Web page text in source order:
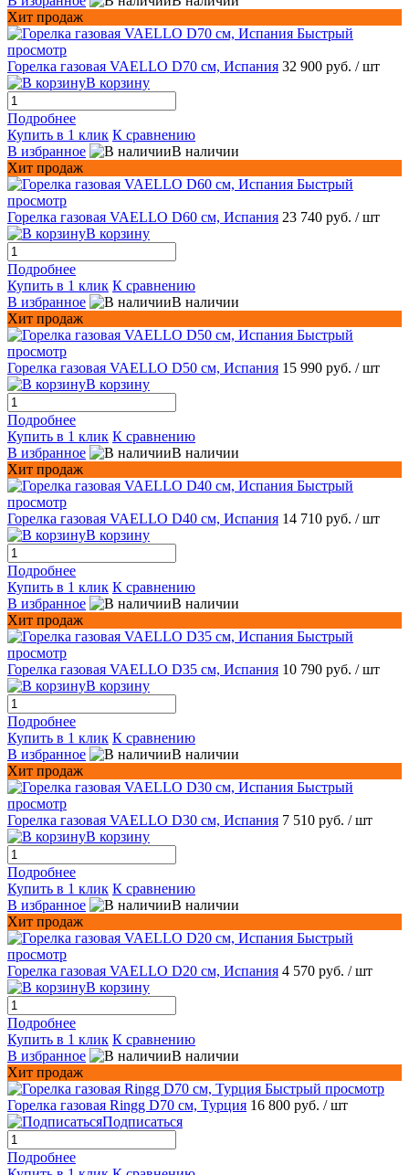
Хит продаж
Быстрый
просмотр
Горелка газовая VAELLO D70 см, Испания 32 900 руб. / шт
В корзину
Подробнее
Купить в 1 клик К сравнению
В избранное
В наличии
Хит продаж
Быстрый
просмотр
Горелка газовая VAELLO D60 см, Испания 23 740 руб. / шт
В корзину
Подробнее
Купить в 1 клик К сравнению
В избранное
В наличии
Хит продаж
Быстрый
просмотр
Горелка газовая VAELLO D50 см, Испания 15 990 руб. / шт
В корзину
Подробнее
Купить в 1 клик К сравнению
В избранное
В наличии
Хит продаж
Быстрый
просмотр
Горелка газовая VAELLO D40 см, Испания 14 710 руб. / шт
В корзину
Подробнее
Купить в 1 клик К сравнению
В избранное
В наличии
Хит продаж
Быстрый
просмотр
Горелка газовая VAELLO D35 см, Испания 10 790 руб. / шт
В корзину
Подробнее
Купить в 1 клик К сравнению
В избранное
В наличии
Хит продаж
Быстрый
просмотр
Горелка газовая VAELLO D30 см, Испания 7 510 руб. / шт
В корзину
Подробнее
Купить в 1 клик К сравнению
В избранное
В наличии
Хит продаж
Быстрый
просмотр
Горелка газовая VAELLO D20 см, Испания 4 570 руб. / шт
В корзину
Подробнее
Купить в 1 клик К сравнению
В избранное
В наличии
Хит продаж
Быстрый просмотр
Горелка газовая Ringg D70 см, Турция 16 800 руб. / шт
Подписаться
Подробнее